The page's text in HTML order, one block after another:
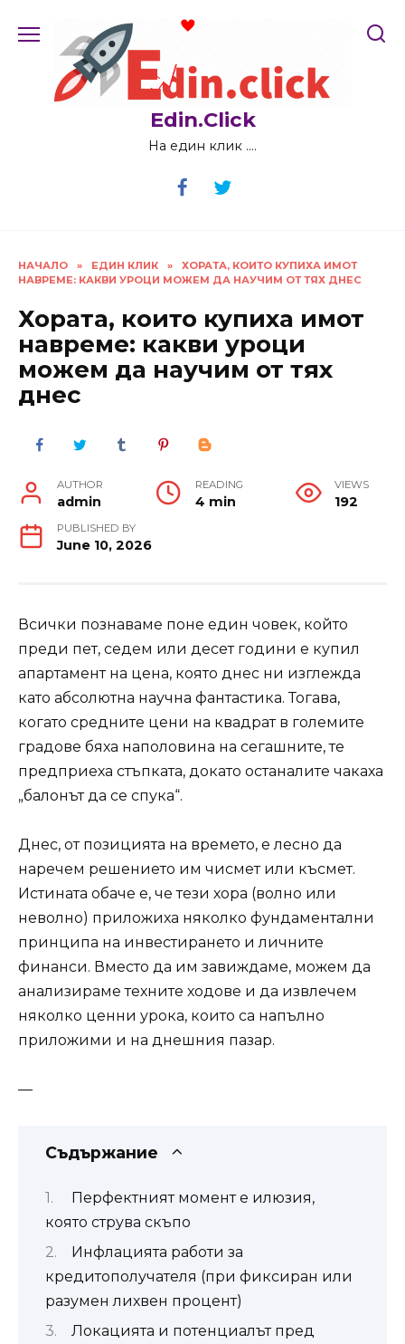
Edin.Click
На един клик ….
НАЧАЛО » ЕДИН КЛИК »
ХОРАТА, КОИТО КУПИХА ИМОТ
НАВРЕМЕ: КАКВИ УРОЦИ МОЖЕМ ДА НАУЧИМ ОТ ТЯХ ДНЕС
Хората, които купиха имот
навреме: какви уроци
можем да научим от тях
днес
AUTHOR
admin
READING
4 min
VIEWS
192
PUBLISHED BY
June 10, 2026
Всички познаваме поне един човек, който
преди пет, седем или десет години е купил
апартамент на цена, която днес ни изглежда
като абсолютна научна фантастика. Тогава,
когато средните цени на квадрат в големите
градове бяха наполовина на сегашните, те
предприеха стъпката, докато останалите чакаха
„балонът да се спука“.
Днес, от позицията на времето, е лесно да
наречем решението им чисмет или късмет.
Истината обаче е, че тези хора (волно или
неволно) приложиха няколко фундаментални
принципа на инвестирането и личните
финанси. Вместо да им завиждаме, можем да
анализираме техните ходове и да извлечем
няколко ценни урока, които са напълно
приложими и на днешния пазар.
—
Съдържание
Перфектният момент е илюзия,
която струва скъпо
Инфлацията работи за
кредитополучателя (при фиксиран или
разумен лихвен процент)
Локацията и потенциалът пред